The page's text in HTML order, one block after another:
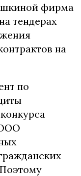
фирма
тендерах
на
по